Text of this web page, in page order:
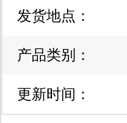
发货地点：
产品类别：
更新时间：